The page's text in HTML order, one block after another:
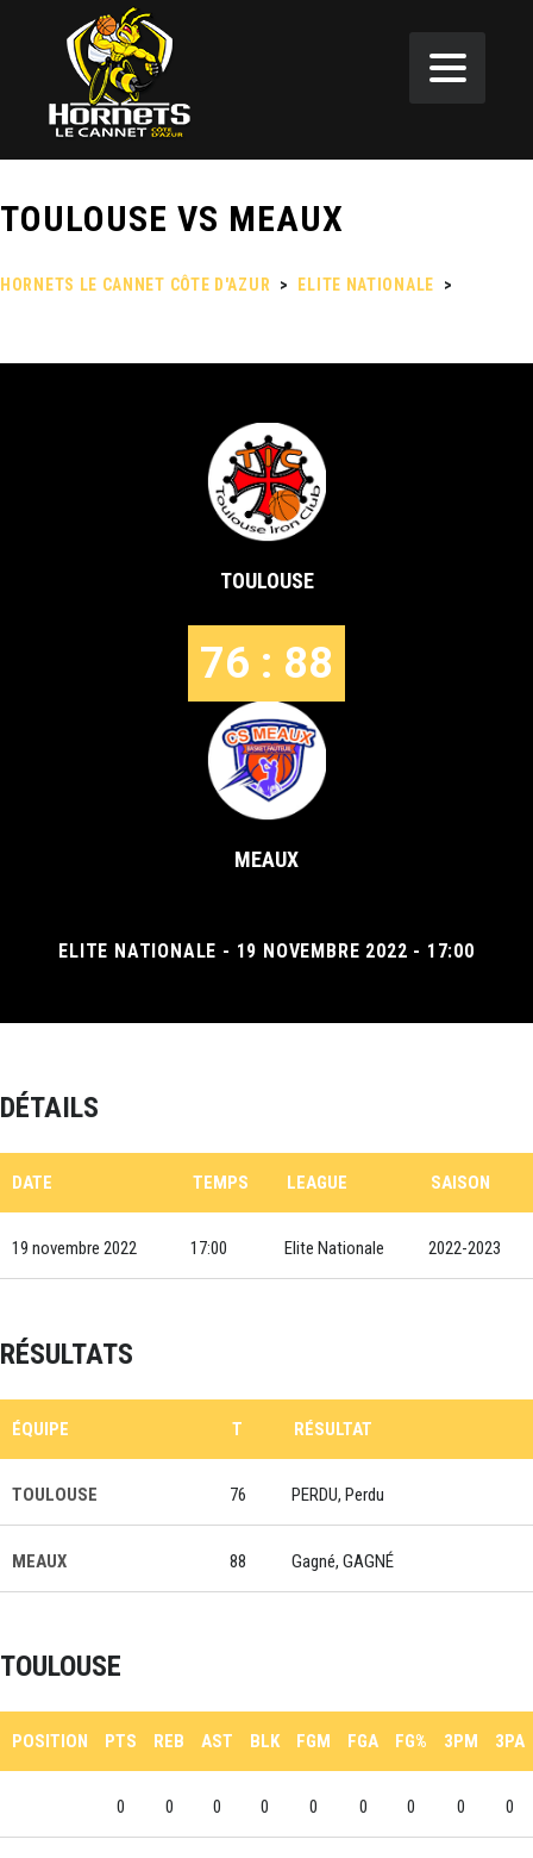
TOULOUSE VS MEAUX
HORNETS LE CANNET CÔTE D'AZUR > ELITE NATIONALE
>
TOULOUSE
76 : 88
MEAUX
ELITE NATIONALE - 19 NOVEMBRE 2022 - 17:00
DÉTAILS
DATE TEMPS LEAGUE SAISON
19 novembre 2022 17:00 Elite Nationale 2022-2023
RÉSULTATS
ÉQUIPE T RÉSULTAT
TOULOUSE 76 PERDU, Perdu
MEAUX 88 Gagné, GAGNÉ
TOULOUSE
POSITION PTS REB AST BLK FGM FGA FG% 3PM 3PA
0 0 0 0 0 0 0 0 0